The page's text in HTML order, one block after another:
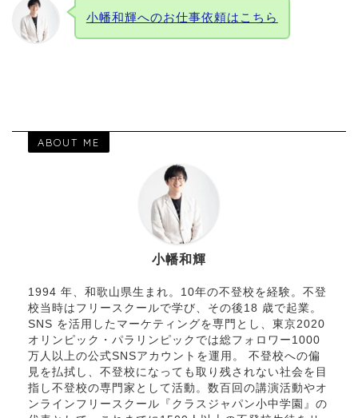
小幡和輝へのお仕事依頼はこちら
ABOUT ME
小幡和輝
1994 年、和歌山県生まれ。10年の不登校を経験。不登
校当時はフリースクールで学び、その後18 歳で起業。
SNS を活用したマーケティングを専門とし、東京2020
オリンピック・パラリンピックでは総フォロワー1000
万人以上の公式SNSアカウントを運用。 不登校への偏
見を払拭し、不登校になっても取り残されない社会を目
指し不登校の専門家として活動。数百回の講演活動やオ
ンラインフリースクール『クラスジャパン小中学園』の